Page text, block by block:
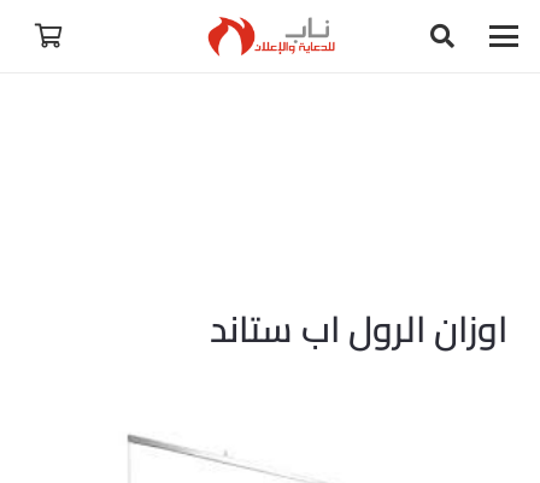
اوزان الرول اب ستاند